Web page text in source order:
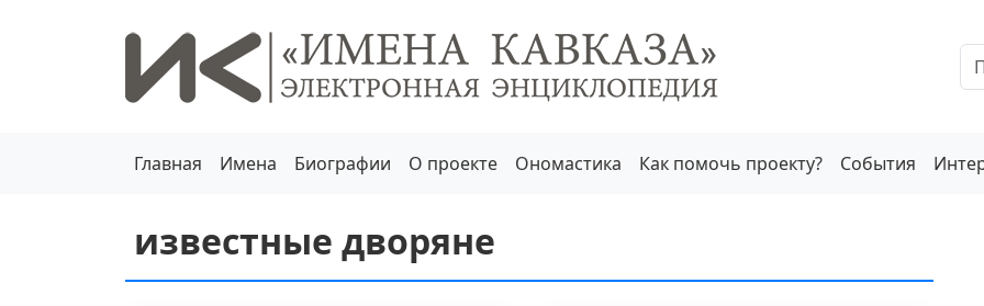
Главная Имена Биографии О проекте Ономастика Как помочь проекту? События
известные дворяне